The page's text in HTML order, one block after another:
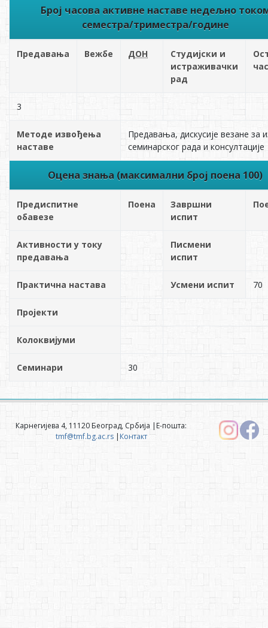
Број часова активне наставе недељно
семестра/триместра/године
Предавања Вежбе ДОН
Студијски и
истраживачки
рад
3
Методе извођења
наставе
Предавања, дискусије везане за
семинарског рада и консултације
Оцена знања (максимални број поена 100)
Предиспитне
обавезе
Поена
Завршни
испит
Активности у току
предавања
Писмени
испит
Практична настава Усмени испит 70
Пројекти
Колоквијуми
Семинари 30
Карнегијева 4, 11120 Београд, Србија |Е-пошта:
tmf@tmf.bg.ac.rs| Контакт